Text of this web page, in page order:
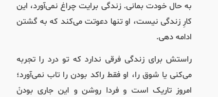
به حال خودت بمانی. زندگی برایت چراغ نمی‌آورد، این
کارِ زندگی نیست، او تنها دعوتت می‌کند که به گشتن
ادامه دهی.
راستش برای زندگی فرقی ندارد که تو درد را تجربه
می‌کنی یا شوق را، او فقط راکد بودن را تاب نمی‌آورد؛
امروز تاریک است و فردا روشن و این جاری بودنْ